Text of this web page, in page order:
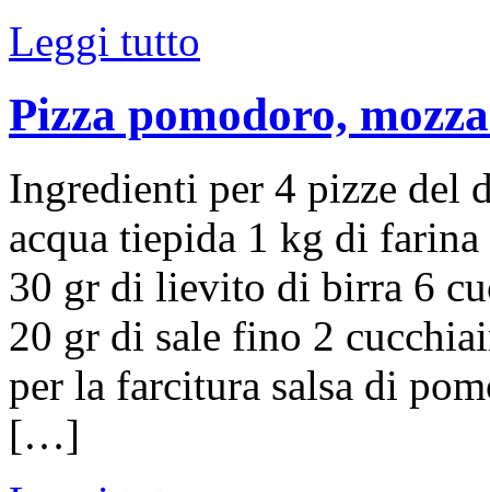
Leggi tutto
Pizza pomodoro,
Ingredienti per 4 pizze del
acqua tiepida 1 kg di
30 gr di lievito di birra 6
20 gr di sale fino 2
per la farcitura salsa di
[…]